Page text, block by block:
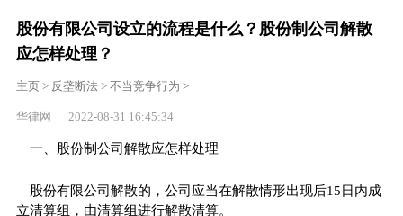
股份有限公司设立的流程是什么？股份制公司解散
应怎样处理？
主页> 反垄断法> 不当竞争行为 >
华律网 2022-08-31 16:45:34
一、股份制公司解散应怎样处理
股份有限公司解散的，公司应当在解散情形出现后15日内成
立清算组，由清算组进行解散清算。